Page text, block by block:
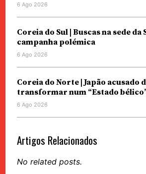
6 Ago 2026
Coreia do Sul | Buscas na sede
campanha polémica
6 Ago 2026
Coreia do Norte | Japão acusado
transformar num “Estado
6 Ago 2026
Artigos Relacionados
No related posts.